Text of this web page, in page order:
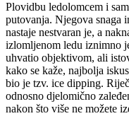
Plovidbu ledolomcem i
putovanja. Njegova snaga
nastaje nestvaran je, a
izlomljenom ledu iznimno
uhvatio objektivom, ali
kako se kaže, najbolja
bio je tzv. ice dipping.
odnosno djelomično
nakon što više ne možete